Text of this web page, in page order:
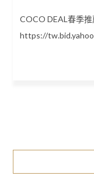
COCO DEAL春季
https://
導
覽